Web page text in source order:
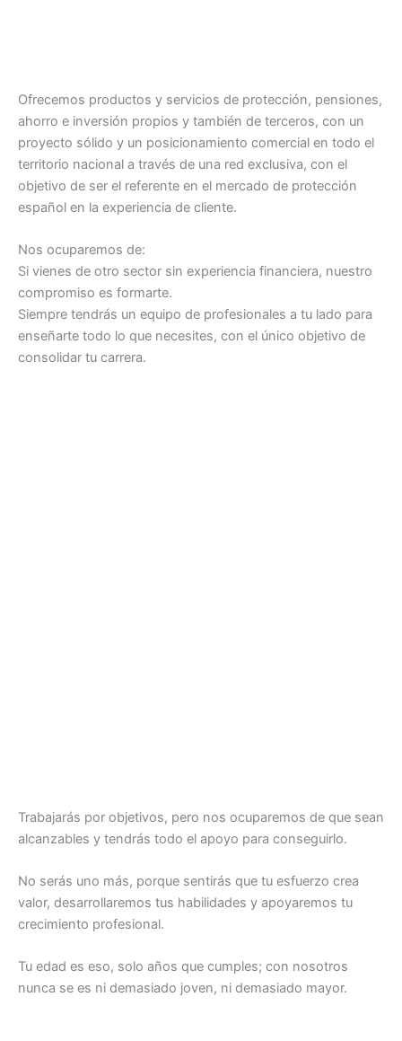
Ofrecemos productos y servicios de protección, pensiones,
ahorro e inversión propios y también de terceros, con un
proyecto sólido y un posicionamiento comercial en todo el
territorio nacional a través de una red exclusiva, con el
objetivo de ser el referente en el mercado de protección
español en la experiencia de cliente.
Nos ocuparemos de:
Si vienes de otro sector sin experiencia financiera, nuestro
compromiso es formarte.
Siempre tendrás un equipo de profesionales a tu lado para
enseñarte todo lo que necesites, con el único objetivo de
consolidar tu carrera.
Trabajarás por objetivos, pero nos ocuparemos de que sean
alcanzables y tendrás todo el apoyo para conseguirlo.
No serás uno más, porque sentirás que tu esfuerzo crea
valor, desarrollaremos tus habilidades y apoyaremos tu
crecimiento profesional.
Tu edad es eso, solo años que cumples; con nosotros
nunca se es ni demasiado joven, ni demasiado mayor.